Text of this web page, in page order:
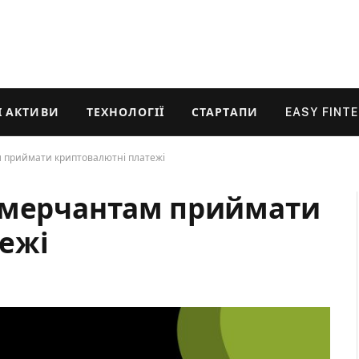
АКТИВИ ТЕХНОЛОГІЇ СТАРТАПИ EASY
криптовалютні платежі
приймати